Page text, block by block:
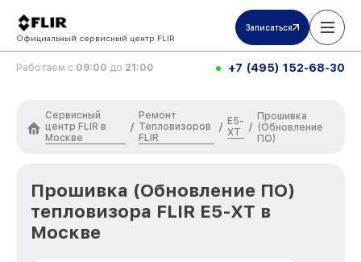
Официальный сервисный центр FLIR
Записаться
Работаем с 09:00 до 21:00 +7 (495) 152-68-30
Сервисный
центр FLIR в
Москве
/
Ремонт
Тепловизоров
FLIR
/
E5-
XT
/
Прошивка
(Обновление
ПО)
Прошивка (Обновление ПО)
тепловизора FLIR E5-XT в
Москве